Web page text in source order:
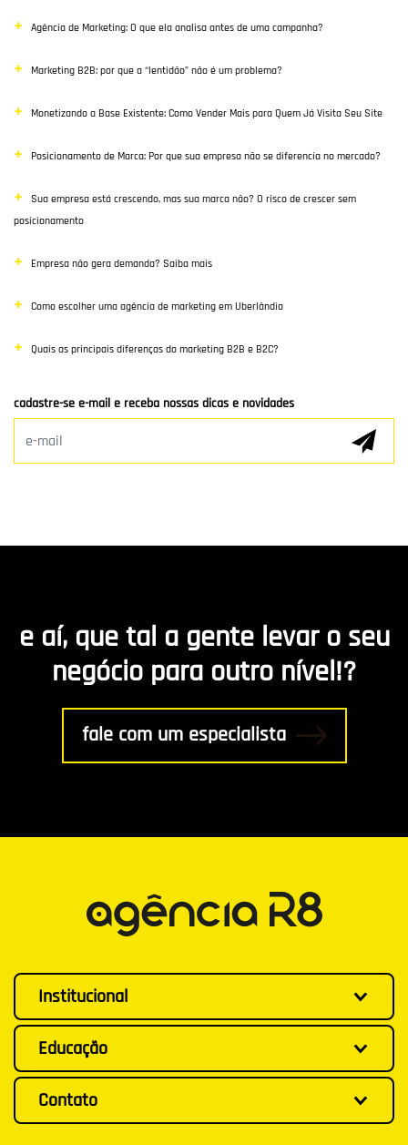
Inbound Marketing
Desenvolvimento Web
Google Ads
E-commerce
Poisiconamento e Branding
Marketing Digital
Desenvolvimento de app
R8 Indica
Gestão
Agência de Marketing: O que ela analisa antes de uma campanha?
Marketing B2B: por que a “lentidão” não é um problema?
Monetizando a Base Existente: Como Vender Mais para Quem Já Visita Seu Site
Posicionamento de Marca: Por que sua empresa não se diferencia no mercado?
Sua empresa está crescendo, mas sua marca não? O risco de crescer sem
posicionamento
Empresa não gera demanda? Saiba mais
Como escolher uma agência de marketing em Uberlândia
Quais as principais diferenças do marketing B2B e B2C?
cadastre-se e-mail e receba nossas dicas e novidades
e aí, que tal a gente levar o seu
negócio para outro nível!?
fale com um especialista
Institucional
Educação
Contato